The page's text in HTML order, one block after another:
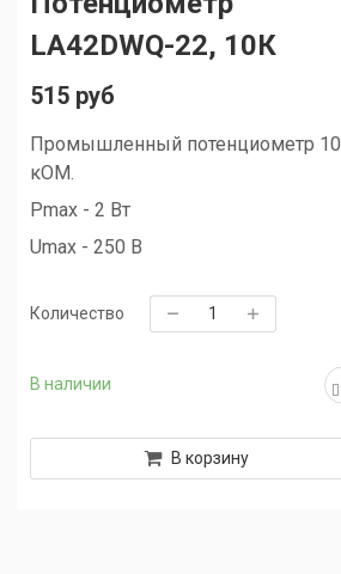
LA42DWQ-22, 10К
В наличии
515 руб
Промышленный потенциометр 10
кОМ.
Pmax - 2 Вт
Umax - 250 В
Количество
В корзину